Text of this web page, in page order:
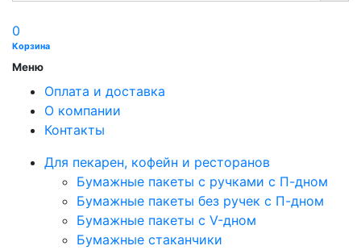
0
Корзина
Меню
Оплата и доставка
О компании
Контакты
Для пекарен, кофейн и ресторанов
Бумажные пакеты с ручками с П-дном
Бумажные пакеты без ручек с П-дном
Бумажные пакеты с V-дном
Бумажные стаканчики